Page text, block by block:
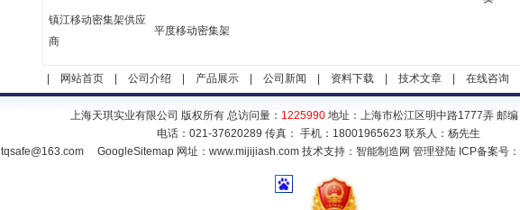
镇江移动密集架供应
商
平度移动密集架
网站首页| 公司介绍 产品展示| 公司新闻 资料下载| 技术文章| 在线咨询
上海天琪实业有限公司 版权所有 总访问量： 1225990地址：上海市松江区明中路1777弄 邮
电话：021-37620289 传真： 手机：18001965623 联系人：杨先生
tqsafe@163.com GoogleSitemap 网址：www.mijijiash.com 技术支持： 智能制造网 管理登陆 ICP备案号：